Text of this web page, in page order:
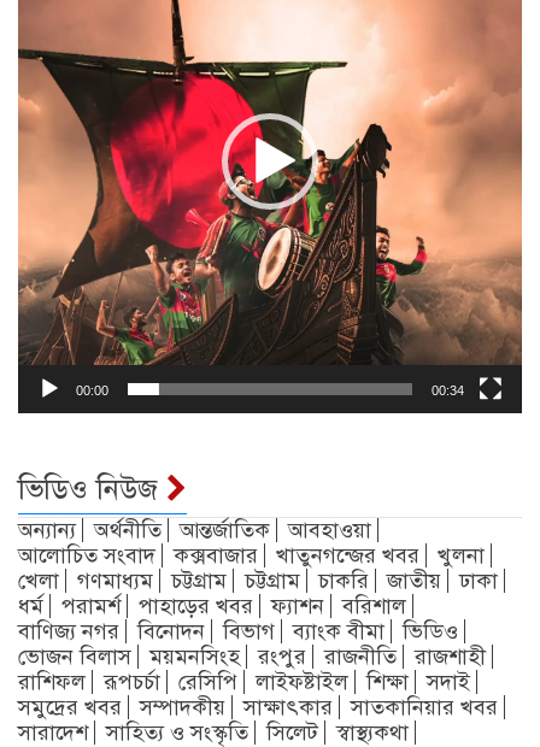
00:00 00:34
ভিডিও নিউজ
অন্যান্য অর্থনীতি আন্তর্জাতিক
আবহাওয়া
আলোচিত সংবাদ
কক্সবাজার খাতুনগন্জের খবর
খুলনা
খেলা
গণমাধ্যম চট্টগ্রাম চট্টগ্রাম চাকরি জাতীয়
ঢাকা
ধর্ম
পরামর্শ পাহাড়ের খবর ফ্যাশন
বরিশাল
বাণিজ্য নগর
বিনোদন বিভাগ ব্যাংক বীমা
ভিডিও
ভোজন বিলাস
ময়মনসিংহ রংপুর রাজনীতি
রাজশাহী
রাশিফল
রূপচর্চা রেসিপি লাইফষ্টাইল শিক্ষা
সদাই
সমুদ্রের খবর
সম্পাদকীয় সাক্ষাৎকার
সাতকানিয়ার খবর
সারাদেশ
সাহিত্য ও সংস্কৃতি সিলেট স্বাস্থ্যকথা